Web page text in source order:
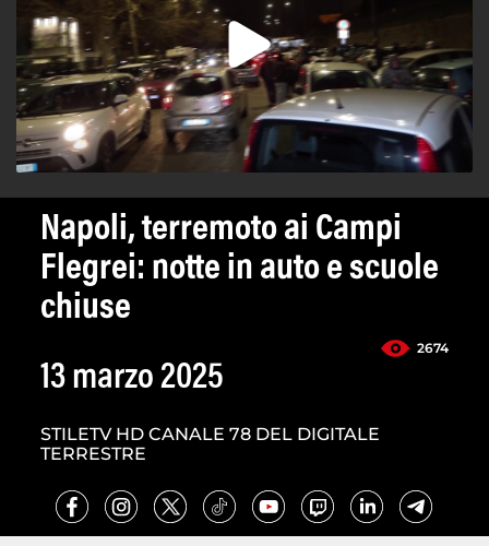
Napoli, terremoto ai Campi
Flegrei: notte in auto e scuole
chiuse
2674
13 marzo 2025
STILETV HD CANALE 78 DEL DIGITALE
TERRESTRE